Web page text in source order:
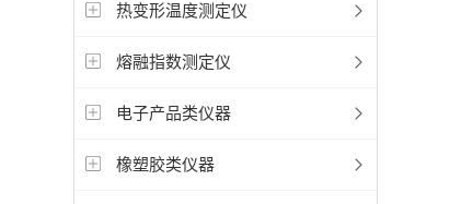
热变形温度测定仪
熔融指数测定仪
电子产品类仪器
橡塑胶类仪器